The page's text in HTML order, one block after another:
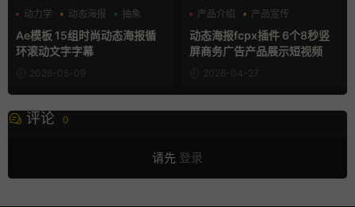
动力学
动态海报 抽象
Ae模板 15组时尚动态海报循
环滚动文字字幕
2026-05-09
产品介绍
产品宣传
产品展示
动态海报fcpx插件 6个8秒竖
屏商务广告产品展示短视频
2026-04-27
评论 0
请先 登录